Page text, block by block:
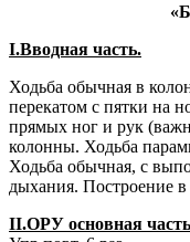
I.Вводная часть.
Ходьба обычная в
перекатом с пятки на
прямых ног и рук
колонны. Ходьба
Ходьба обычная, с
дыхания. Построение
II.ОРУ основная